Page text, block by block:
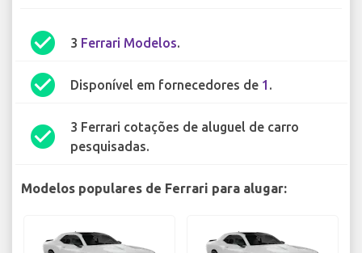
check_circle 3 Ferrari Modelos.
check_circle Disponível em fornecedores de 1 .
check_circle
3 Ferrari cotações de aluguel de carro
pesquisadas.
Modelos populares de Ferrari para alugar: